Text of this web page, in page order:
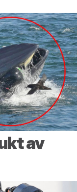
av